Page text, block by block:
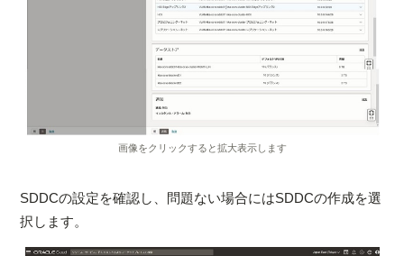
画像をクリックすると拡大表示します
SDDCの設定を確認し、問題ない場合にはSDDCの作成を選
択します。